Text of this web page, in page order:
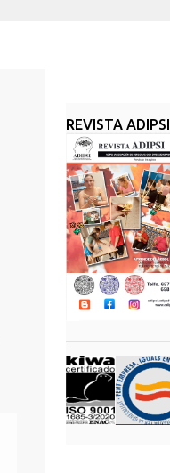
REVISTA ADIPSI